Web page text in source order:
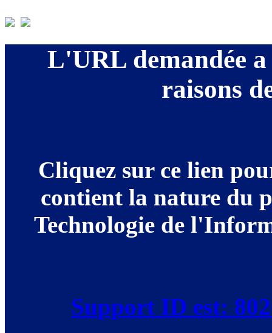
L'URL demandée a
raisons
Cliquez sur ce lien
contient la nature du
Technologie de
Support ID est: